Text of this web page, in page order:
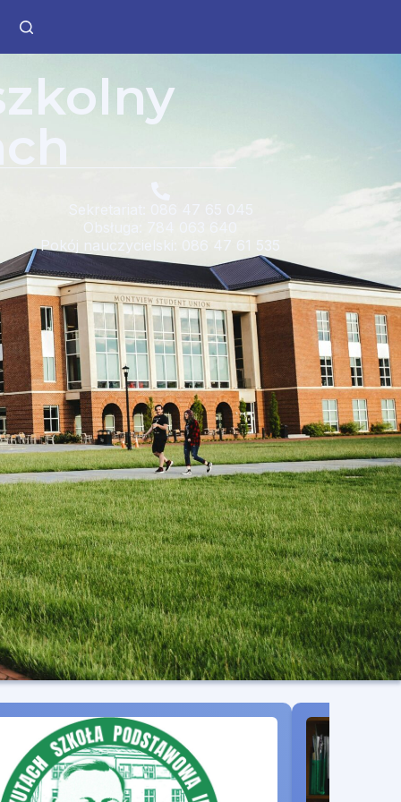
Sekretariat: 086 47 65 045
Obsługa: 784 063 640
Pokój nauczycielski: 086 47 61 535